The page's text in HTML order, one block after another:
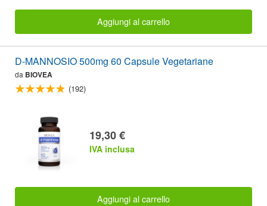
Aggiungi al carrello
D-MANNOSIO 500mg 60 Capsule Vegetariane
da BIOVEA
(192)
19,30 €
IVA inclusa
Aggiungi al carrello